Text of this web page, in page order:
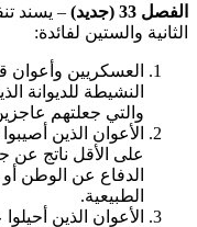
الفصل 33 (جديد)
– يسند
الثانية والستين لفائدة:
العسكريين وأعوان
النشيطة للديوانة
والتي جعلتهم
على الأقل ناتج عن
الدفاع عن الوطن
الطبيعية.
الأعوان الذين